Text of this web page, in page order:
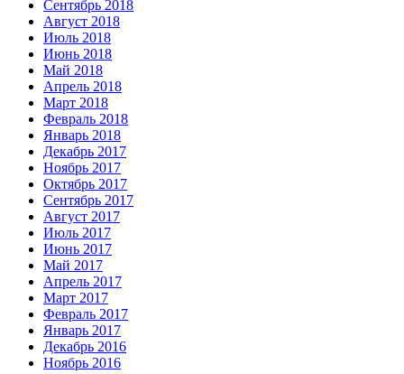
Сентябрь 2018
Август 2018
Июль 2018
Июнь 2018
Май 2018
Апрель 2018
Март 2018
Февраль 2018
Январь 2018
Декабрь 2017
Ноябрь 2017
Октябрь 2017
Сентябрь 2017
Август 2017
Июль 2017
Июнь 2017
Май 2017
Апрель 2017
Март 2017
Февраль 2017
Январь 2017
Декабрь 2016
Ноябрь 2016